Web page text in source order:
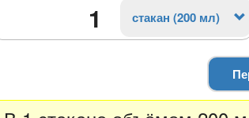
стакан (200 мл)